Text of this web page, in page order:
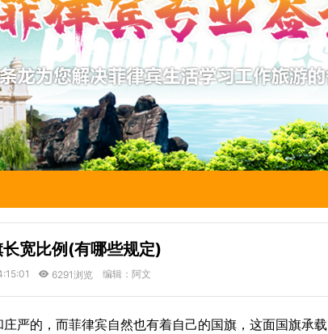
宽比例(有哪些规定)
6291浏览 编辑：阿文
严的，而菲律宾自然也有着自己的国旗，这面国旗承载